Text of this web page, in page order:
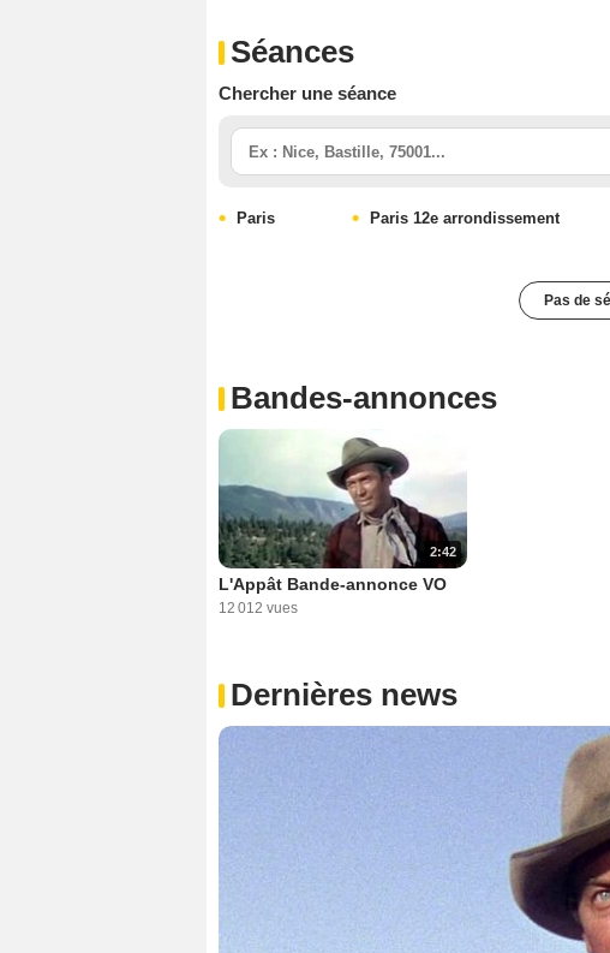
Séances
Chercher une séance
Paris Paris 12e arrondissement
Pas de
Bandes-annonces
2:42
L'Appât Bande-annonce VO
12 012 vues
Dernières news